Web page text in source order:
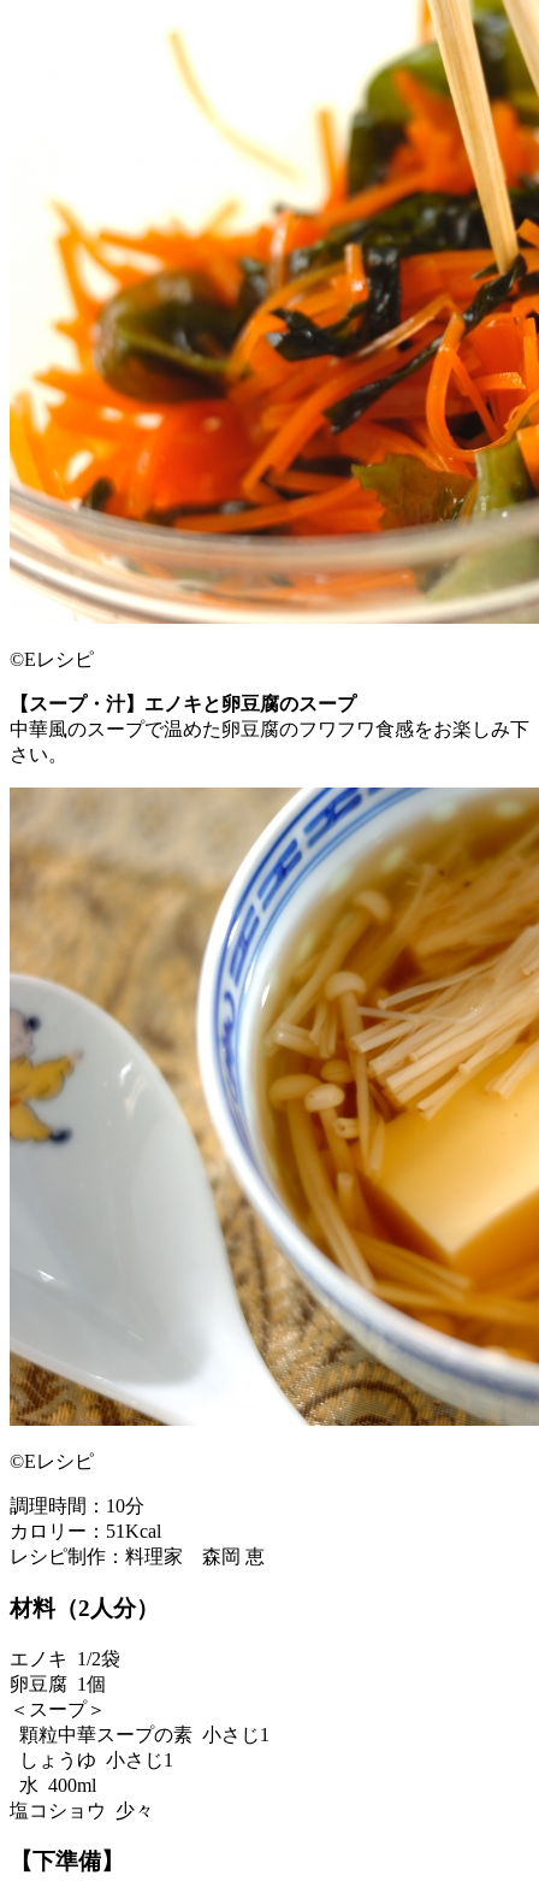
©Eレシピ
【スープ・汁】エノキと卵豆腐のスープ
中華風のスープで温めた卵豆腐のフワフワ食感をお楽しみ下
さい。
©Eレシピ
調理時間：10分
カロリー：51Kcal
レシピ制作：料理家 森岡 恵
材料（2人分）
エノキ 1/2袋
卵豆腐 1個
＜スープ＞
顆粒中華スープの素 小さじ1
しょうゆ 小さじ1
水 400ml
塩コショウ 少々
【下準備】